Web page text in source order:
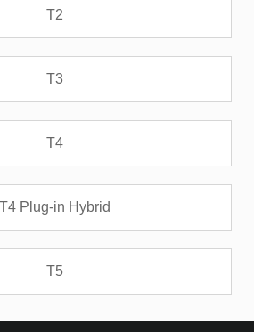
T2
T3
T4
T4 Plug-in Hybrid
T5